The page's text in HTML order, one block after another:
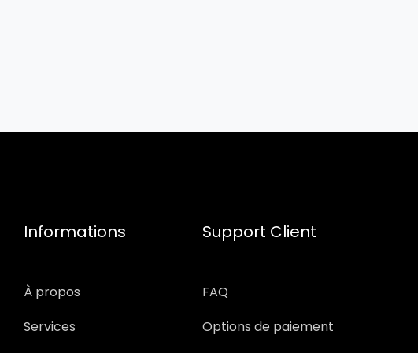
Informations
À propos
Services
Support Client
FAQ
Options de paiement